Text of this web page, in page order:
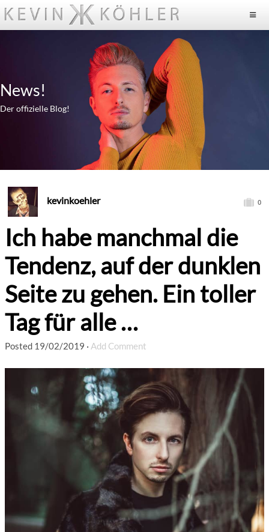
News!
Der offizielle Blog!
kevinkoehler 0
Ich habe manchmal die
Tendenz, auf der dunklen
Seite zu gehen. Ein toller
Tag für alle …
Posted 19/02/2019 · Add Comment